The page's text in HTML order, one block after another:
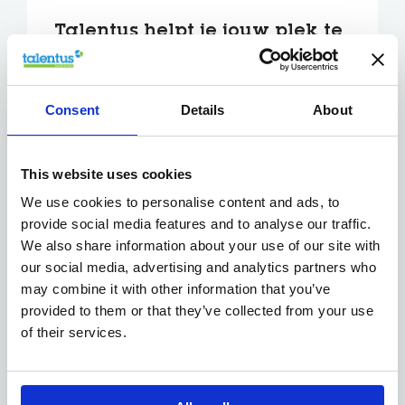
Consent Details About
This website uses cookies
We use cookies to personalise content and ads, to
provide social media features and to analyse our traffic.
We also share information about your use of our site with
our social media, advertising and analytics partners who
may combine it with other information that you’ve
provided to them or that they’ve collected from your use
of their services.
Talentus helpt je jouw plek te
vinden.
innovatie en zorg centraal zetten.
Gezondheid & Farma?
Professionele en gestructureerde
werkomgevingen
Sterke werkzekerheid
Doorgroeikansen in planning, labo,
administratie of QA
Maatschappelijke relevantie
nauwkeurigheid maken het